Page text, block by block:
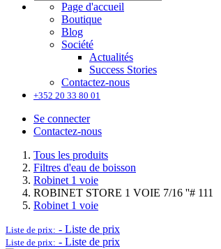
Page d'accueil
Boutique
Blog
Société
Actualités
Success Stories
Contactez-nous
+352 20 33 80 01
Se connecter
Contactez-nous
Tous les produits
Filtres d'eau de boisson
Robinet 1 voie
ROBINET STORE 1 VOIE 7/16 ''# 111
Robinet 1 voie
Liste de prix: - Liste de prix
Liste de prix: - Liste de prix